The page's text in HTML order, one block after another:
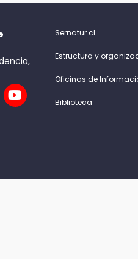
Sernatur.cl
Estructura y
Oficinas de
Biblioteca